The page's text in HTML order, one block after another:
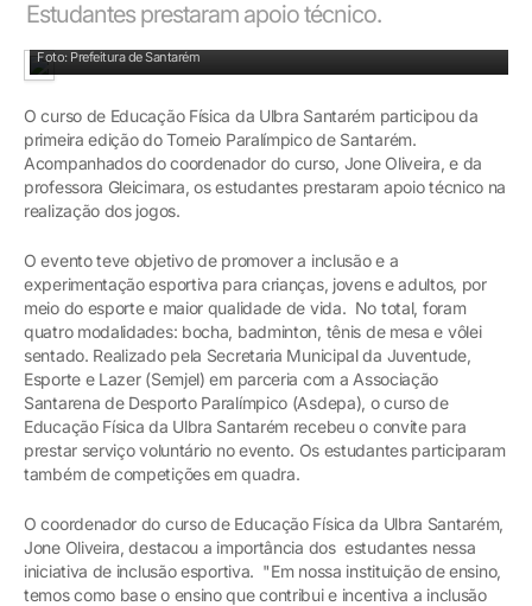
Estudantes prestaram apoio técnico.
Foto: Prefeitura de Santarém
O curso de Educação Física da Ulbra Santarém participou da
primeira edição do Torneio Paralímpico de Santarém.
Acompanhados do coordenador do curso, Jone Oliveira, e da
professora Gleicimara, os estudantes prestaram apoio técnico na
realização dos jogos.
O evento teve objetivo de promover a inclusão e a
experimentação esportiva para crianças, jovens e adultos, por
meio do esporte e maior qualidade de vida. No total, foram
quatro modalidades: bocha, badminton, tênis de mesa e vôlei
sentado. Realizado pela Secretaria Municipal da Juventude,
Esporte e Lazer (Semjel) em parceria com a Associação
Santarena de Desporto Paralímpico (Asdepa), o curso de
Educação Física da Ulbra Santarém recebeu o convite para
prestar serviço voluntário no evento. Os estudantes participaram
também de competições em quadra.
O coordenador do curso de Educação Física da Ulbra Santarém,
Jone Oliveira, destacou a importância dos estudantes nessa
iniciativa de inclusão esportiva. "Em nossa instituição de ensino,
temos como base o ensino que contribui e incentiva a inclusão